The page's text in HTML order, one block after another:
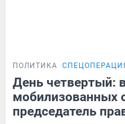
ПОЛИТИКА
День четвертый:
мобилизованных
председатель